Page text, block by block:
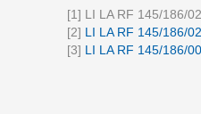
[1] LI LA RF 145/186/
[2] LI LA RF 145/186/
[3] LI LA RF 145/186/